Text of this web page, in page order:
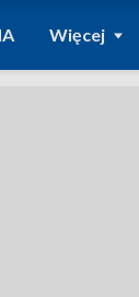
Więcej